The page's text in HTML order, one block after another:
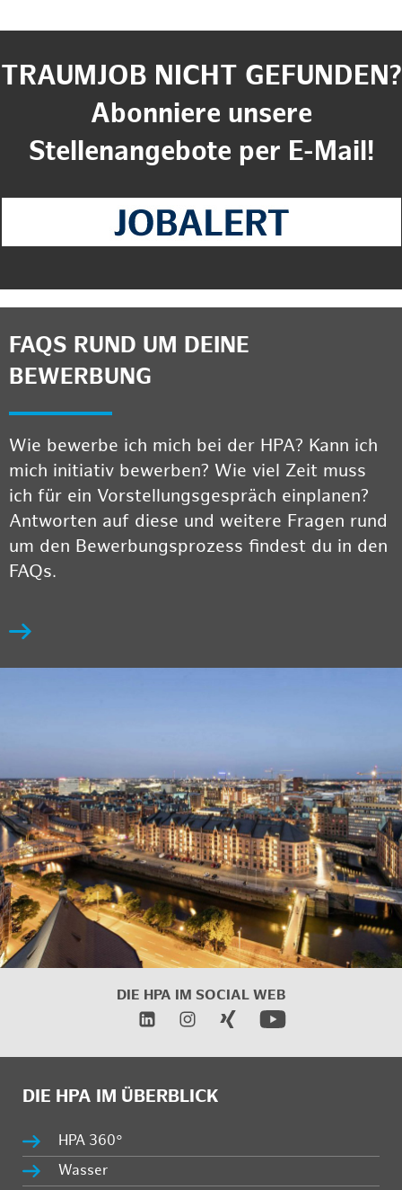
TRAUMJOB NICHT GEFUNDEN?
Abonniere unsere
Stellenangebote per E-Mail!
FAQS RUND UM DEINE
BEWERBUNG
Wie bewerbe ich mich bei der HPA? Kann ich
mich initiativ bewerben? Wie viel Zeit muss
ich für ein Vorstellungsgespräch einplanen?
Antworten auf diese und weitere Fragen rund
um den Bewerbungsprozess findest du in den
FAQs.
DIE HPA IM SOCIAL WEB
DIE HPA IM ÜBERBLICK
HPA 360°
Wasser